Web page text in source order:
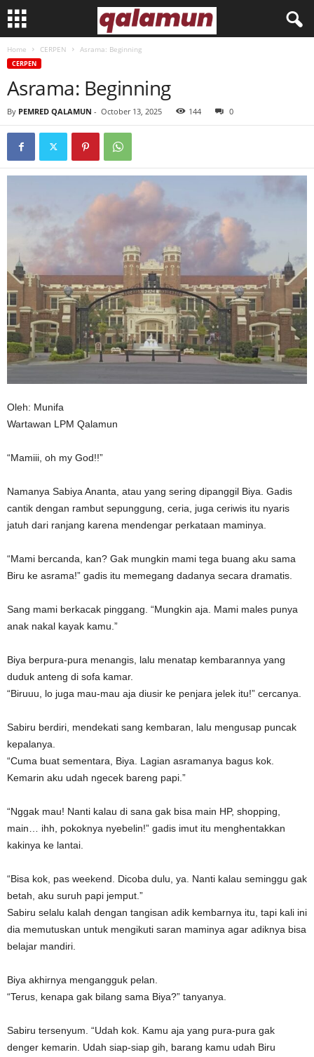
Home CERPEN Asrama: Beginning
CERPEN
Asrama: Beginning
By PEMRED QALAMUN - October 13, 2025 144 0
Oleh: Munifa
Wartawan LPM Qalamun
“Mamiii, oh my God!!”
Namanya Sabiya Ananta, atau yang sering dipanggil Biya. Gadis
cantik dengan rambut sepunggung, ceria, juga ceriwis itu nyaris
jatuh dari ranjang karena mendengar perkataan maminya.
“Mami bercanda, kan? Gak mungkin mami tega buang aku sama
Biru ke asrama!” gadis itu memegang dadanya secara dramatis.
Sang mami berkacak pinggang. “Mungkin aja. Mami males punya
anak nakal kayak kamu.”
Biya berpura-pura menangis, lalu menatap kembarannya yang
duduk anteng di sofa kamar.
“Biruuu, lo juga mau-mau aja diusir ke penjara jelek itu!” cercanya.
Sabiru berdiri, mendekati sang kembaran, lalu mengusap puncak
kepalanya.
“Cuma buat sementara, Biya. Lagian asramanya bagus kok.
Kemarin aku udah ngecek bareng papi.”
“Nggak mau! Nanti kalau di sana gak bisa main HP, shopping,
main… ihh, pokoknya nyebelin!” gadis imut itu menghentakkan
kakinya ke lantai.
“Bisa kok, pas weekend. Dicoba dulu, ya. Nanti kalau seminggu gak
betah, aku suruh papi jemput.”
Sabiru selalu kalah dengan tangisan adik kembarnya itu, tapi kali ini
dia memutuskan untuk mengikuti saran maminya agar adiknya bisa
belajar mandiri.
Biya akhirnya mengangguk pelan.
“Terus, kenapa gak bilang sama Biya?” tanyanya.
Sabiru tersenyum. “Udah kok. Kamu aja yang pura-pura gak
denger kemarin. Udah siap-siap gih, barang kamu udah Biru